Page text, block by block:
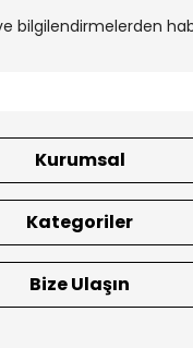
bilgilendirmelerden
Kurumsal
Kategoriler
Bize Ulaşın